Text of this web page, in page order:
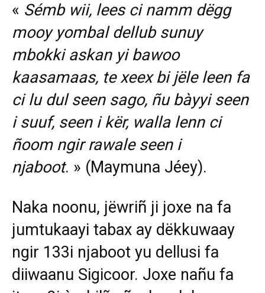
« Sémb wii, lees ci namm dëgg
mooy yombal dellub sunuy
mbokki askan yi bawoo
kaasamaas, te xeex bi jële leen fa
ci lu dul seen sago, ñu bàyyi seen
i suuf, seen i kër, walla lenn ci
ñoom ngir rawale seen i
njaboot. » (Maymuna Jéey).
Naka noonu, jëwriñ ji joxe na fa
jumtukaayi tabax ay dëkkuwaay
ngir 133i njaboot yu dellusi fa
diiwaanu Sigicoor. Joxe nañu fa